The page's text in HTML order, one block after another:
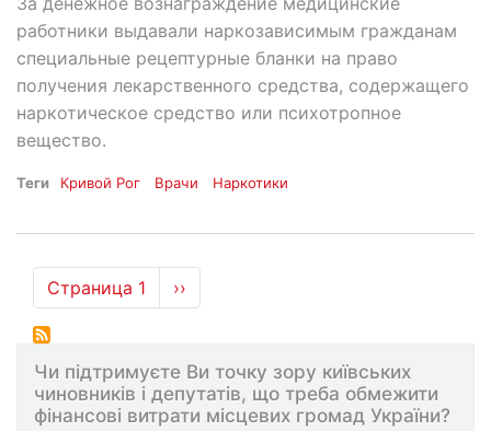
работники выдавали наркозависимым гражданам
специальные рецептурные бланки на право
получения лекарственного средства, содержащего
наркотическое средство или психотропное
вещество.
Теги Кривой Рог Врачи Наркотики
Нумерация
страниц
Страница 1
Следующая
страница
››
Чи підтримуєте Ви точку зору київських
чиновників і депутатів, що треба обмежити
фінансові витрати місцевих громад України?